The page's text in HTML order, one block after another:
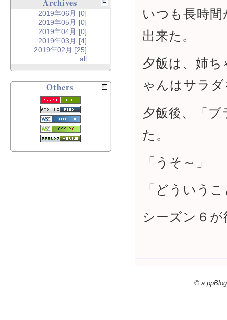
いつも長時
出来た。
夕飯は、姉
ゃんはサラ
夕飯後、「
た。
「うそ～」
「どういう
シーズン６
Archives
2019年06月 [0]
2019年05月 [0]
2019年04月 [0]
2019年03月 [4]
2019年02月 [25]
all
Others
© a